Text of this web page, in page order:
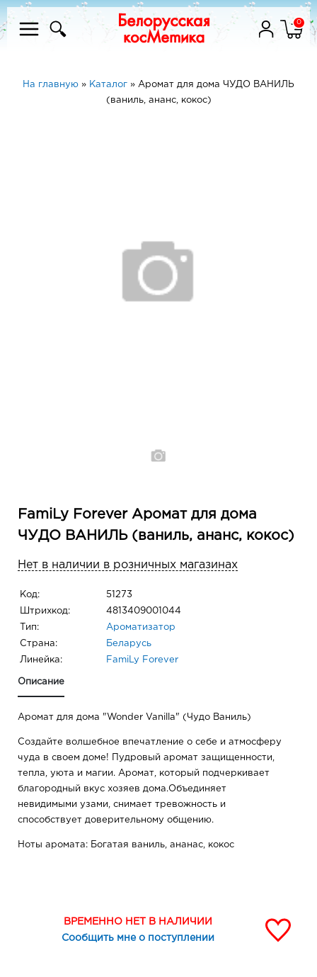
0
На главную » Каталог » Аромат для дома ЧУДО ВАНИЛЬ
(ваниль, ананс, кокос)
FamiLy Forever Аромат для дома
ЧУДО ВАНИЛЬ (ваниль, ананс, кокос)
Нет в наличии в розничных магазинах
Код: 51273
Штрихкод: 4813409001044
Тип: Ароматизатор
Страна: Беларусь
Линейка: FamiLy Forever
Описание
Аромат для дома "Wonder Vanilla" (Чудо Ваниль)
Создайте волшебное впечатление о себе и атмосферу
чуда в своем доме! Пудровый аромат защищенности,
тепла, уюта и магии. Аромат, который подчеркивает
благородный вкус хозяев дома.Объединяет
невидимыми узами, снимает тревожность и
способствует доверительному общению.
Ноты аромата: Богатая ваниль, ананас, кокос
ВРЕМЕННО НЕТ В НАЛИЧИИ
Сообщить мне о поступлении